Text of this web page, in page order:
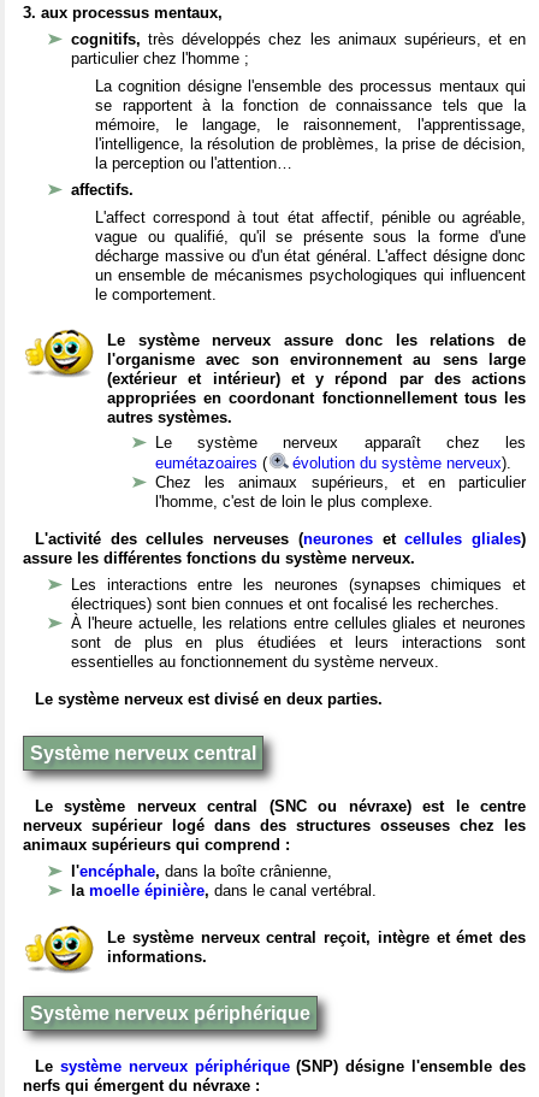
3. aux processus mentaux,
cognitifs,très développés chez les animaux supérieurs, et en
particulier chez l'homme ;
La cognition désigne l'ensemble des processus mentaux qui
se rapportent à la fonction de connaissance tels que la
mémoire, le langage, le raisonnement, l'apprentissage,
l'intelligence, la résolution de problèmes, la prise de décision,
la perception ou l'attention…
affectifs.
L'affect correspond à tout état affectif, pénible ou agréable,
vague ou qualifié, qu'il se présente sous la forme d'une
décharge massive ou d'un état général. L'affect désigne donc
un ensemble de mécanismes psychologiques qui influencent
le comportement.
Le système nerveux assure donc les relations de
l'organisme avec son environnement au sens large
(extérieur et intérieur) et y répond par des actions
appropriées en coordonant fonctionnellement tous les
autres systèmes.
Le système nerveux apparaît chez les
eumétazoaires ( évolution du système nerveux).
Chez les animaux supérieurs, et en particulier
l'homme, c'est de loin le plus complexe.
L'activité des cellules nerveuses (neuronesetcellules gliales)
assure les différentes fonctions du système nerveux.
Les interactions entre les neurones (synapses chimiques et
électriques) sont bien connues et ont focalisé les recherches.
À l'heure actuelle, les relations entre cellules gliales et neurones
sont de plus en plus étudiées et leurs interactions sont
essentielles au fonctionnement du système nerveux.
Le système nerveux est divisé en deux parties.
Système nerveux central
Le système nerveux central (SNC ou névraxe) est le centre
nerveux supérieur logé dans des structures osseuses chez les
animaux supérieurs qui comprend :
l'encéphale, dans la boîte crânienne,
la moelle épinière, dans le canal vertébral.
Le système nerveux central reçoit, intègre et émet des
informations.
Système nerveux périphérique
Le système nerveux périphérique(SNP) désigne l'ensemble des
nerfs qui émergent du névraxe :